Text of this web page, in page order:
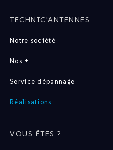
TECHNIC'ANTENNES
Notre société
Nos +
Service dépannage
Réalisations
VOUS ÊTES ?